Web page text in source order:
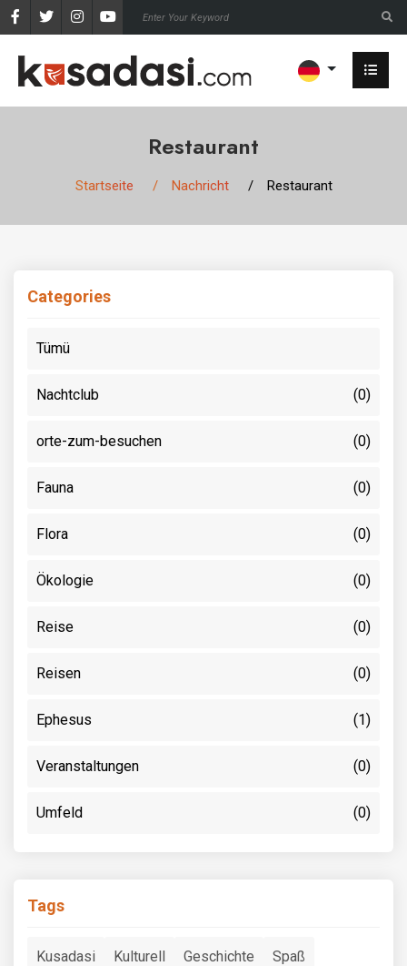
Restaurant
Startseite Nachricht Restaurant
Categories
Tümü
Nachtclub (0)
orte-zum-besuchen (0)
Fauna (0)
Flora (0)
Ökologie (0)
Reise (0)
Reisen (0)
Ephesus (1)
Veranstaltungen (0)
Umfeld (0)
Tags
Kusadasi Kulturell Geschichte Spaß